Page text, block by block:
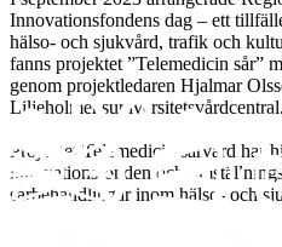
Innovationsfondens dag – ett
hälso- och sjukvård, trafik och
fanns projektet ”Telemedicin sår”
genom projektledaren Hjalmar
Liljeholmensuniversitetsvårdcentral.
Projektet Telemedicin sårvård har
innovationsfonden och
sårbehandlingar inom hälso- och